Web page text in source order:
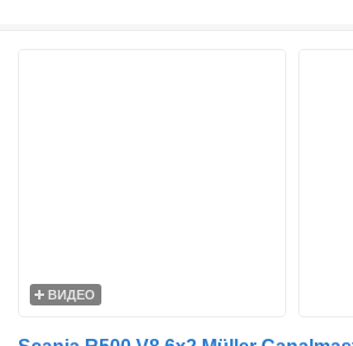
ВИДЕО